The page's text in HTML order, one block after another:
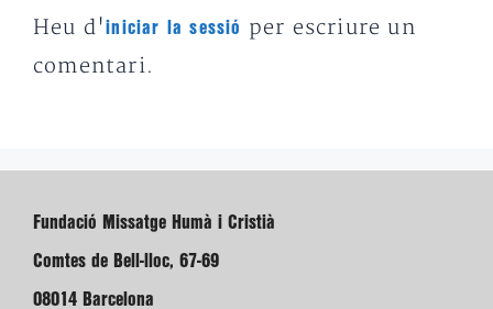
Heu d'iniciar la sessió
per escriure un
comentari.
Fundació Missatge Humà i Cristià
Comtes de Bell-lloc, 67-69
08014 Barcelona